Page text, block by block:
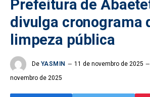
Prefeitura de
divulga cronograma
limpeza pública
De YASMIN 11 de novembro de 2025
novembro de 2025